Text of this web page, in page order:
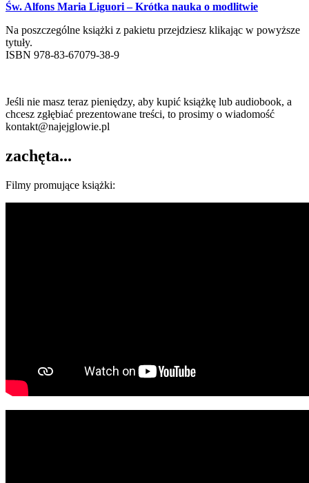
Św. Alfons Maria Liguori – Krótka nauka o modlitwie
Na poszczególne książki z pakietu przejdziesz klikając w powyższe
tytuły.
ISBN 978-83-67079-38-9
Jeśli nie masz teraz pieniędzy, aby kupić książkę lub audiobook, a
chcesz zgłębiać prezentowane treści, to prosimy o wiadomość
kontakt@najejglowie.pl
zachęta...
Filmy promujące książki: